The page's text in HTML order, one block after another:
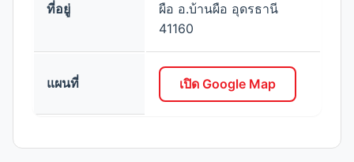
ที่อยู่
ผือ อ.บ้านผือ อุดรธานี
41160
แผนที่ เปิด Google Map